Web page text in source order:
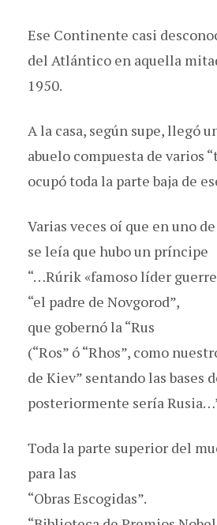
Ese Continente casi
del Atlántico en aquella
1950.
A la casa, según supe, llegó
abuelo compuesta de varios
ocupó toda la parte baja de
Varias veces oí que en uno
se leía que hubo un príncipe
“…Rúrik «famoso líder
“el padre de Novgorod”,
que gobernó la “Rus
(“Ros” ó “Rhos”, como
de Kiev” sentando las bases
posteriormente sería
Toda la parte superior del
para las
“Obras Escogidas”.